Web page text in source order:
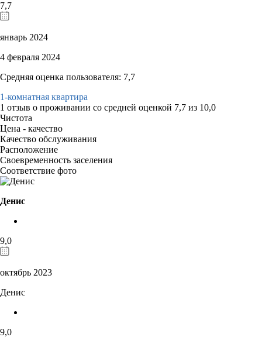
7,7
январь 2024
4 февраля 2024
Средняя оценка пользователя: 7,7
1-комнатная квартира
1 отзыв о проживании со средней оценкой 7,7 из 10,0
Чистота
Цена - качество
Качество обслуживания
Расположение
Своевременность заселения
Соответствие фото
Дениc
9,0
октябрь 2023
Дениc
9,0